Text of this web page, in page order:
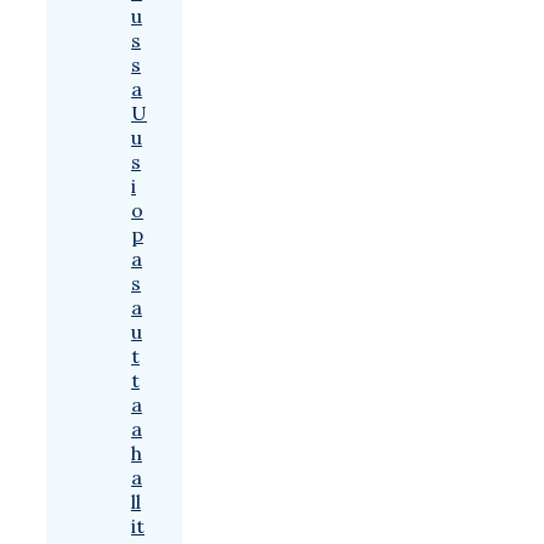
u
s
s
a
U
u
s
i
o
p
a
s
a
u
t
t
a
a
h
a
ll
it